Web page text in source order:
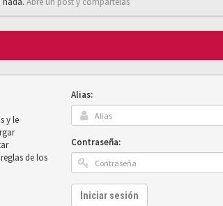
y le
de los
Alias:
Contraseña:
Iniciar sesión